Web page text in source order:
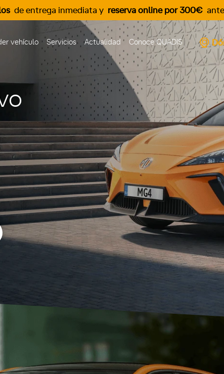
de entrega inmediata y reserva online por 300€
vehículo Servicios Actualidad Conoce QUADIS